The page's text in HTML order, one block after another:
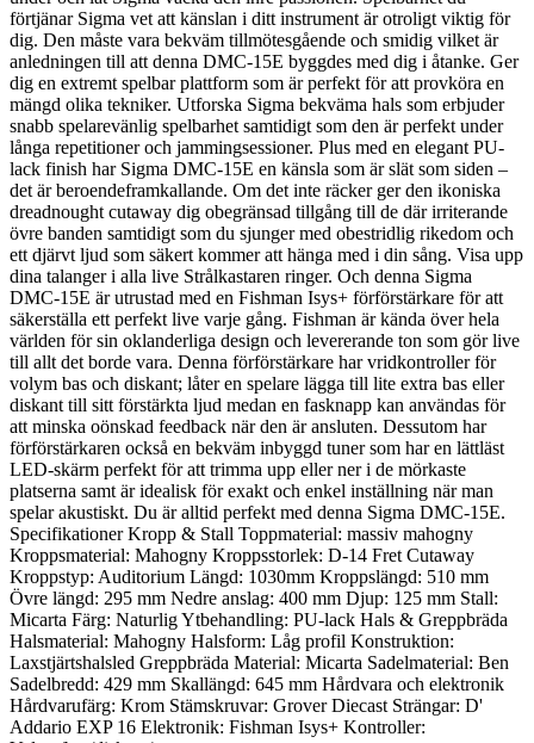
förtjänar Sigma vet att känslan i ditt instrument är otroligt viktig för
dig. Den måste vara bekväm tillmötesgående och smidig vilket är
anledningen till att denna DMC-15E byggdes med dig i åtanke. Ger
dig en extremt spelbar plattform som är perfekt för att provköra en
mängd olika tekniker. Utforska Sigma bekväma hals som erbjuder
snabb spelarevänlig spelbarhet samtidigt som den är perfekt under
långa repetitioner och jammingsessioner. Plus med en elegant PU-
lack finish har Sigma DMC-15E en känsla som är slät som siden –
det är beroendeframkallande. Om det inte räcker ger den ikoniska
dreadnought cutaway dig obegränsad tillgång till de där irriterande
övre banden samtidigt som du sjunger med obestridlig rikedom och
ett djärvt ljud som säkert kommer att hänga med i din sång. Visa upp
dina talanger i alla live Strålkastaren ringer. Och denna Sigma
DMC-15E är utrustad med en Fishman Isys+ förförstärkare för att
säkerställa ett perfekt live varje gång. Fishman är kända över hela
världen för sin oklanderliga design och levererande ton som gör live
till allt det borde vara. Denna förförstärkare har vridkontroller för
volym bas och diskant; låter en spelare lägga till lite extra bas eller
diskant till sitt förstärkta ljud medan en fasknapp kan användas för
att minska oönskad feedback när den är ansluten. Dessutom har
förförstärkaren också en bekväm inbyggd tuner som har en lättläst
LED-skärm perfekt för att trimma upp eller ner i de mörkaste
platserna samt är idealisk för exakt och enkel inställning när man
spelar akustiskt. Du är alltid perfekt med denna Sigma DMC-15E.
Specifikationer Kropp & Stall Toppmaterial: massiv mahogny
Kroppsmaterial: Mahogny Kroppsstorlek: D-14 Fret Cutaway
Kroppstyp: Auditorium Längd: 1030mm Kroppslängd: 510 mm
Övre längd: 295 mm Nedre anslag: 400 mm Djup: 125 mm Stall:
Micarta Färg: Naturlig Ytbehandling: PU-lack Hals & Greppbräda
Halsmaterial: Mahogny Halsform: Låg profil Konstruktion:
Laxstjärtshalsled Greppbräda Material: Micarta Sadelmaterial: Ben
Sadelbredd: 429 mm Skallängd: 645 mm Hårdvara och elektronik
Hårdvarufärg: Krom Stämskruvar: Grover Diecast Strängar: D'
Addario EXP 16 Elektronik: Fishman Isys+ Kontroller: